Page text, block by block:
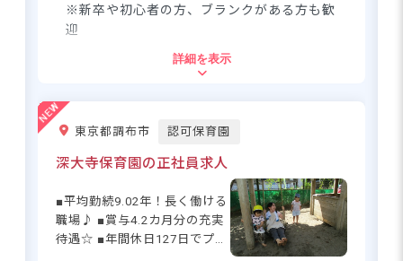
希望に合う求人の
紹介を受ける
がしっかりサポートするの
で、安心してスタートできま
「夢」を育む保育園で、あな
【安心して長く働ける充実の
福利厚生】 月額上限45,000円
までの交通費支給に加え、住
宅補助も用意されているの
安心です♪ 社会保険完備、退
職金制度もあり、長く働ける
環境が整っています。残業少
※新卒や初心者の方、ブランクがある方も歓
迎
東急東横線「祐天寺駅」から徒歩12分
詳細を表示
東京都調布市 認可保育園
深大寺保育園の正社員求人
■平均勤続9.02年！長く働ける
職場♪ ■賞与4.2カ月分の充実
待遇☆ ■年間休日127日でプラ